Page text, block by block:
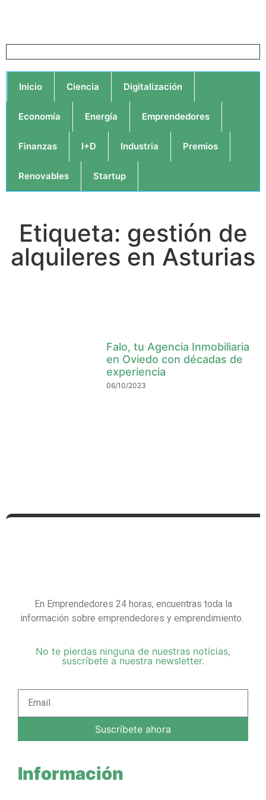
Inicio Ciencia Digitalización
Economía Energía Emprendedores
Finanzas I+D Industria Premios
Renovables Startup
Etiqueta: gestión de
alquileres en Asturias
Falo, tu Agencia Inmobiliaria
en Oviedo con décadas de
experiencia
06/10/2023
En Emprendedores 24 horas, encuentras toda la
información sobre emprendedores y emprendimiento.
No te pierdas ninguna de nuestras noticias,
suscríbete a nuestra newsletter.
Suscríbete ahora
Información